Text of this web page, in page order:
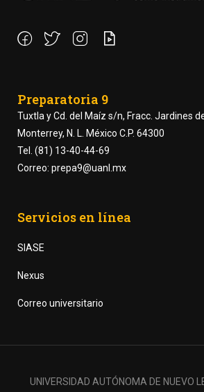
Preparatoria 9
Tuxtla y Cd. del Maíz s/n, Fracc. Jardines
Monterrey, N. L. México C.P. 64300
Tel. (81) 13-40-44-69
Correo: prepa9@uanl.mx
Servicios en línea
SIASE
Nexus
Correo universitario
UNIVERSIDAD AUTÓNOMA DE NUEVO